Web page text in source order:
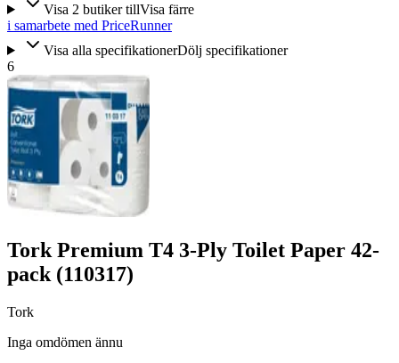
Visa 2 butiker tillVisa färre
i samarbete med PriceRunner
Visa alla specifikationerDölj specifikationer
6
Tork Premium T4 3-Ply Toilet Paper 42-
pack (110317)
Tork
Inga omdömen ännu